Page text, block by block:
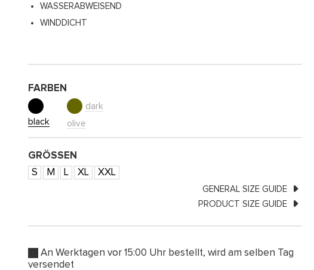
WASSERABWEISEND
WINDDICHT
FARBEN
black
dark
olive
GRÖSSEN
S
M L XL XXL
GENERAL SIZE GUIDE
PRODUCT SIZE GUIDE
An Werktagen vor 15:00 Uhr bestellt, wird am selben Tag
versendet